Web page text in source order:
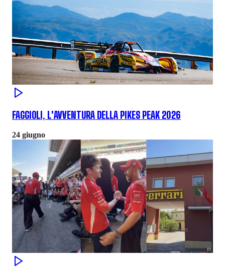
FAGGIOLI, L'AVVENTURA DELLA PIKES PEAK 2026
24 giugno